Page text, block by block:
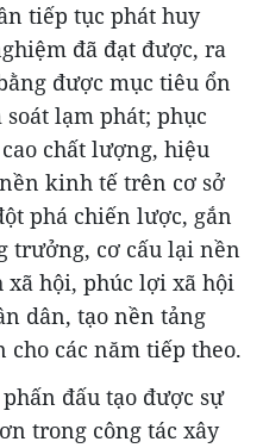
tiếp tục phát huy
đã đạt được, ra
được mục tiêu ổn
lạm phát; phục
chất lượng, hiệu
kinh tế trên cơ sở
phá chiến lược, gắn
trưởng, cơ cấu lại nền
hội, phúc lợi xã hội
dân, tạo nền tảng
các năm tiếp theo.
đấu tạo được sự
trong công tác xây